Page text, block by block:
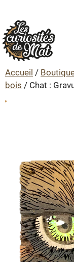
Aller
au
contenu
Accueil /
bois / Chat :